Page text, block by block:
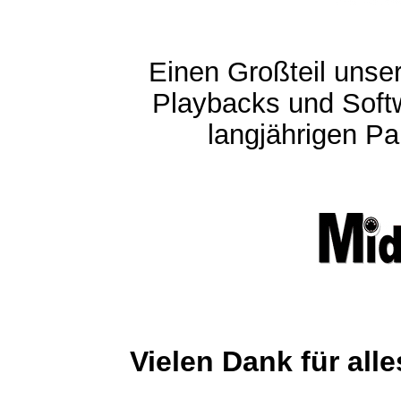
Einen Großteil
Playbacks und
langjährigen
Vielen Dank für